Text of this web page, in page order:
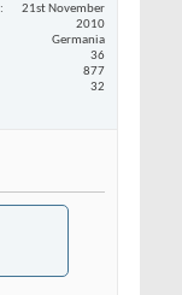
21st November
2010
Germania
36
877
32